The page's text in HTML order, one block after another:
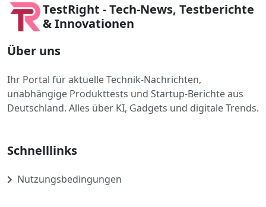
TestRight - Tech-News, Testberichte
& Innovationen
Über uns
Ihr Portal für aktuelle Technik-Nachrichten,
unabhängige Produkttests und Startup-Berichte aus
Deutschland. Alles über KI, Gadgets und digitale Trends.
Schnelllinks
Nutzungsbedingungen